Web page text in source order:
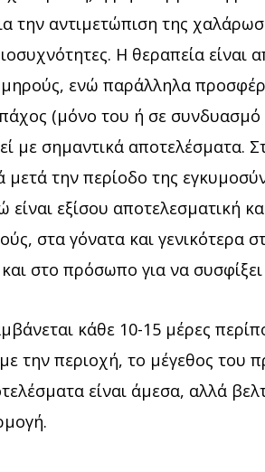
την αντιμετώπιση της
Η θεραπεία είναι
ενώ παράλληλα
(μόνο του ή σε
με σημαντικά αποτελέσματα.
μετά την περίοδο της
εξίσου αποτελεσματική
στα γόνατα και γενικότερα
στο πρόσωπο για να συσφίξει
κάθε 10-15 μέρες
την περιοχή, το μέγεθος του
είναι άμεσα, αλλά